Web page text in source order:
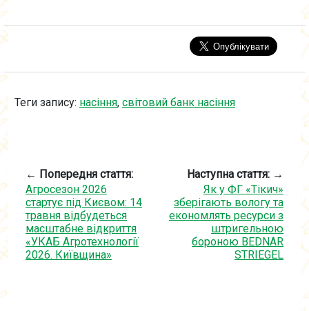
Теги запису: насіння, світовий банк насіння
← Попередня стаття:
Агросезон 2026
стартує під Києвом: 14
травня відбудеться
масштабне відкриття
«УКАБ Агротехнології
2026. Київщина»
Наступна стаття: →
Як у ФГ «Тікич»
зберігають вологу та
економлять ресурси з
штригельною
бороною BEDNAR
STRIEGEL